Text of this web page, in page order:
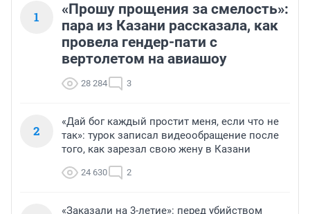
1
«Прошу прощения за смелость»:
пара из Казани рассказала, как
провела гендер-пати с
вертолетом на авиашоу
28 284 3
2
«Дай бог каждый простит меня, если что не
так»: турок записал видеообращение после
того, как зарезал свою жену в Казани
24 630 2
«Заказали на 3-летие»: перед убийством